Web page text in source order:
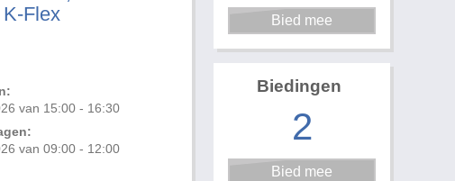
Flex
van 15:00 - 16:30
van 09:00 - 12:00
Biedingen
2